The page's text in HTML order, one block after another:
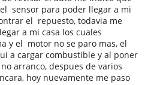
sensor para poder llegar a mi
el repuesto, todavia me
a mi casa los cuales
y el motor no se paro mas, el
a cargar combustible y al poner
arranco, despues de varios
hoy nuevamente me paso